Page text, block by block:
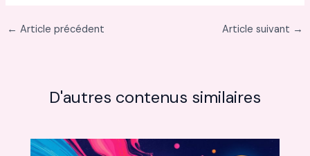
← Article précédent Article suivant →
D'autres contenus similaires